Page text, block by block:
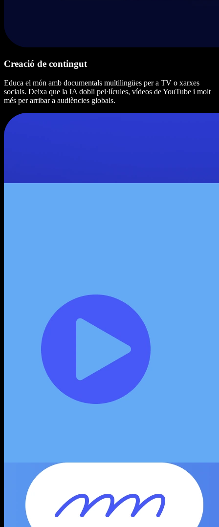
Creació de contingut
Educa el món amb documentals multilingües per a TV o xarxes
socials. Deixa que la IA dobli pel·lícules, vídeos de YouTube i molt
més per arribar a audiències globals.